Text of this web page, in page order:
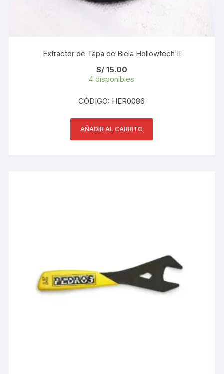
Extractor de Tapa de Biela Hollowtech II
S/15.00
4 disponibles
CÓDIGO: HER0086
AÑADIR AL CARRITO